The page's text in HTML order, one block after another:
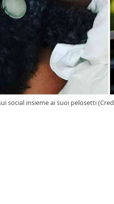
social insieme ai suoi pelosetti